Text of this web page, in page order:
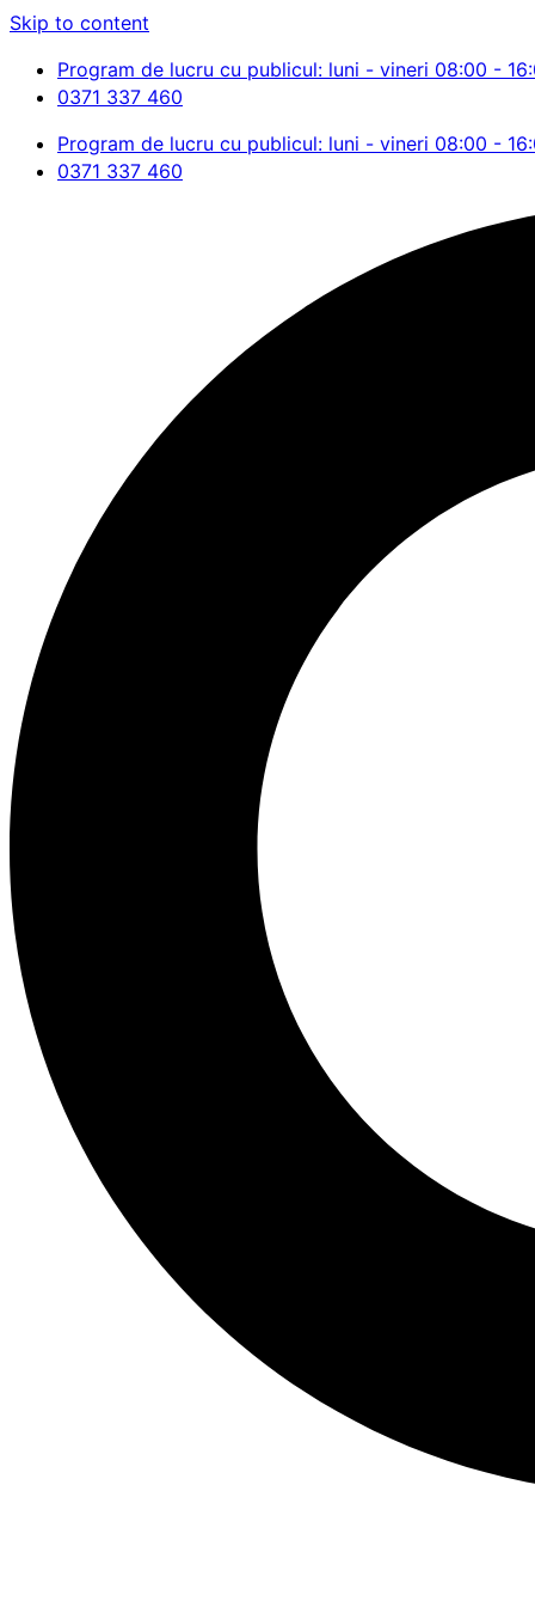
Skip to content
Program de lucru cu publicul: luni - vineri 08:00 -
0371 337 460
Program de lucru cu publicul: luni - vineri 08:00 -
0371 337 460